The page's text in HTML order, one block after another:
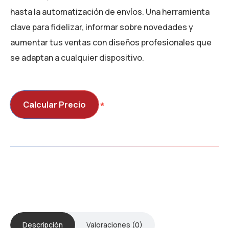
hasta la automatización de envíos. Una herramienta
clave para fidelizar, informar sobre novedades y
aumentar tus ventas con diseños profesionales que
se adaptan a cualquier dispositivo.
Calcular Precio ⁭⁭⁭*
Descripción Valoraciones (0)